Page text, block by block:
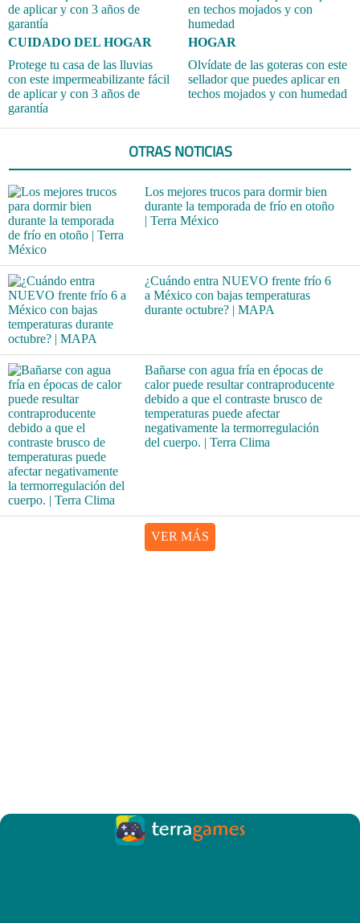
CUIDADO DEL HOGAR
Protege tu casa de las lluvias
con este impermeabilizante fácil
de aplicar y con 3 años de
garantía
HOGAR
Olvídate de las goteras con este
sellador que puedes aplicar en
techos mojados y con humedad
OTRAS NOTICIAS
Los mejores trucos para dormir bien
durante la temporada de frío en otoño
| Terra México
¿Cuándo entra NUEVO frente frío 6
a México con bajas temperaturas
durante octubre? | MAPA
Bañarse con agua fría en épocas de
calor puede resultar contraproducente
debido a que el contraste brusco de
temperaturas puede afectar
negativamente la termorregulación
del cuerpo. | Terra Clima
VER MÁS